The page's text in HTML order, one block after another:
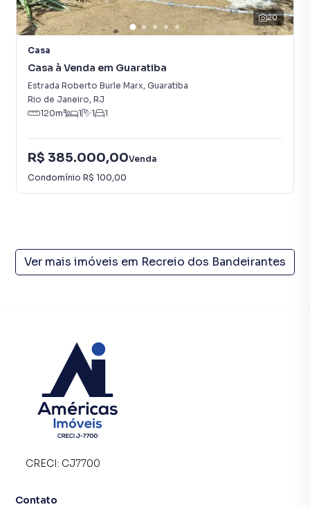
tranquilidade de uma vila residencial.
💰 Excelente oportunidade para morar ou investir!
📲 Entre em contato para mais informações e agende sua
visita. Venha conhecer de perto tudo o que este imóvel
tem a oferecer!
CJ//7700
20
Casa
Casa à Venda em Guaratiba
Estrada Roberto Burle Marx, Guaratiba
Rio de Janeiro, RJ
120m² 1 1 1
R$ 385.000,00Venda
Condomínio R$ 100,00
Ver mais imóveis em Recreio dos Bandeirantes
CRECI: CJ7700
Contato